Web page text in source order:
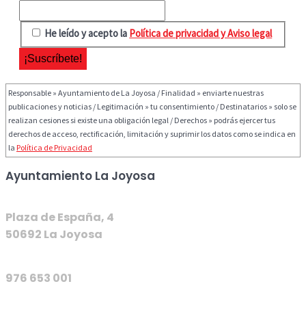
He leído y acepto la Política de privacidad y Aviso legal
Responsable » Ayuntamiento de La Joyosa / Finalidad » enviarte nuestras
publicaciones y noticias / Legitimación » tu consentimiento / Destinatarios » solo se
realizan cesiones si existe una obligación legal / Derechos » podrás ejercer tus
derechos de acceso, rectificación, limitación y suprimir los datos como se indica en
la Política de Privacidad
Ayuntamiento La Joyosa
Plaza de España, 4
50692 La Joyosa
976 653 001